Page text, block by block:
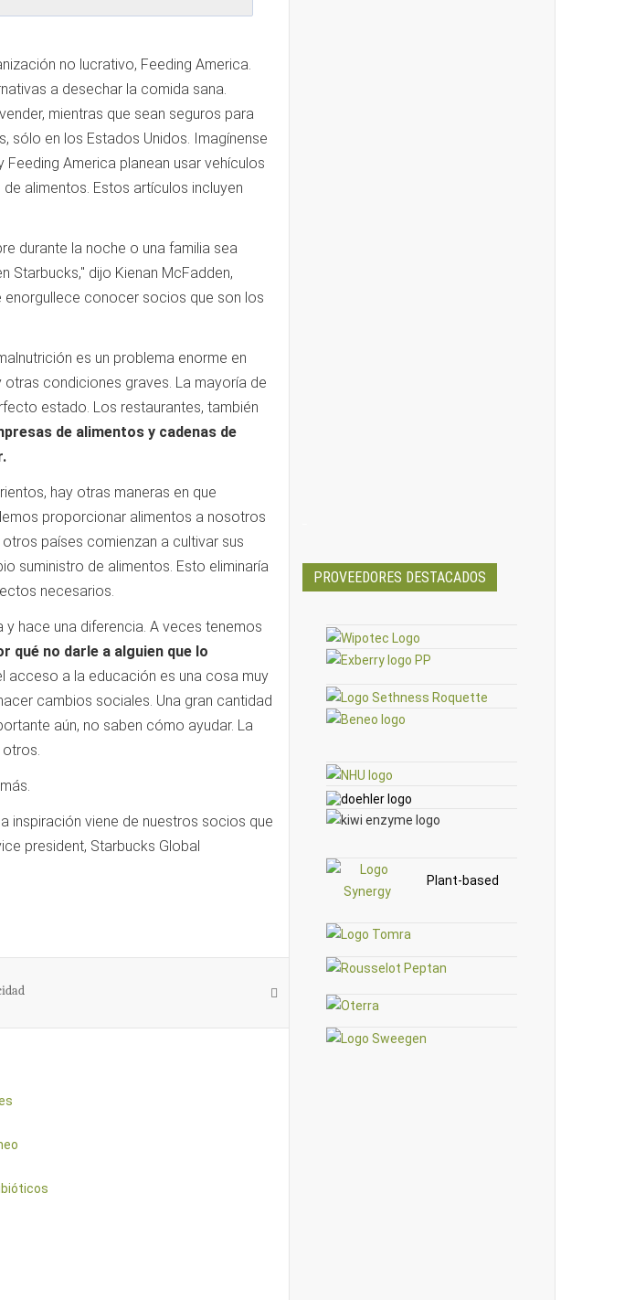
no lucrativo, Feeding America.
a desechar la comida sana.
mientras que sean seguros para
sólo en los Estados Unidos. Imagínense
America planean usar vehículos
alimentos. Estos artículos incluyen
durante la noche o una familia sea
Starbucks," dijo Kienan McFadden,
enorgullece conocer socios que son los
es un problema enorme en
condiciones graves. La mayoría de
estado. Los restaurantes, también
de alimentos y cadenas de
hay otras maneras en que
proporcionar alimentos a nosotros
países comienzan a cultivar sus
suministro de alimentos. Esto eliminaría
necesarios.
hace una diferencia. A veces tenemos
qué no darle a alguien que lo
acceso a la educación es una cosa muy
cambios sociales. Una gran cantidad
aún, no saben cómo ayudar. La
inspiración viene de nuestros socios que
president, Starbucks Global
PROVEEDORES DESTACADOS
Plant-based